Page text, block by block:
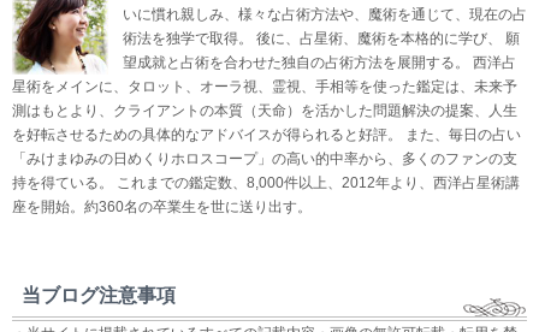
いに慣れ親しみ、様々な占術方法や、魔術を通じて、現在の占
術法を独学で取得。 後に、占星術、魔術を本格的に学び、 願
望成就と占術を合わせた独自の占術方法を展開する。 西洋占
星術をメインに、タロット、オーラ視、霊視、手相等を使った鑑定は、未来予
測はもとより、クライアントの本質（天命）を活かした問題解決の提案、人生
を好転させるための具体的なアドバイスが得られると好評。 また、毎日の占い
「みけまゆみの日めくりホロスコープ」の高い的中率から、多くのファンの支
持を得ている。 これまでの鑑定数、8,000件以上、2012年より、西洋占星術講
座を開始。約360名の卒業生を世に送り出す。
当ブログ注意事項